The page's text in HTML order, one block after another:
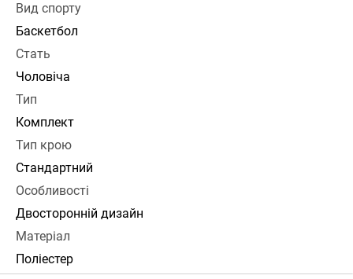
Вид спорту
Баскетбол
Стать
Чоловіча
Тип
Комплект
Тип крою
Стандартний
Особливості
Двосторонній дизайн
Матеріал
Поліестер